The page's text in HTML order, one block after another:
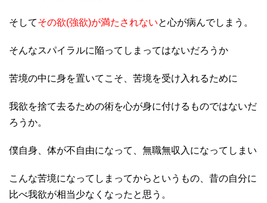
そしてその欲(強欲)が満たされないと心が病んでしまう。
そんなスパイラルに陥ってしまってはないだろうか
苦境の中に身を置いてこそ、苦境を受け入れるために
我欲を捨て去るための術を心が身に付けるものではないだ
ろうか。
僕自身、体が不自由になって、無職無収入になってしまい
こんな苦境になってしまってからというもの、昔の自分に
比べ我欲が相当少なくなったと思う。